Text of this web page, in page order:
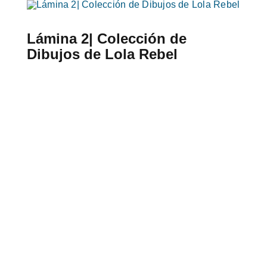
Lámina 2| Colección de
Dibujos de Lola Rebel